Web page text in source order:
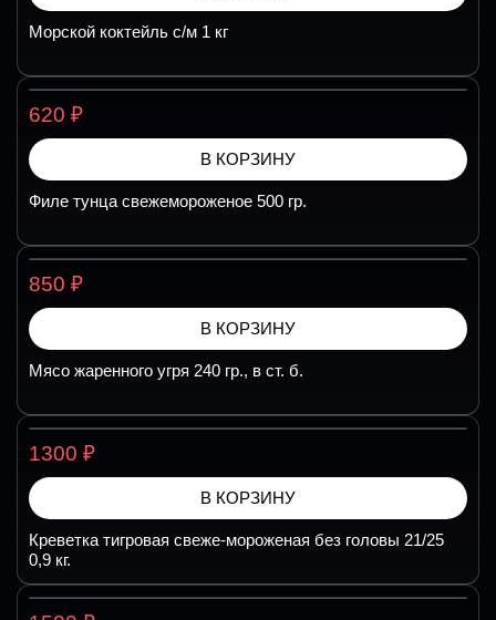
Морской коктейль с/м 1 кг
620 ₽
В КОРЗИНУ
Филе тунца свежемороженое 500 гр.
850 ₽
В КОРЗИНУ
Мясо жаренного угря 240 гр., в ст. б.
1300 ₽
В КОРЗИНУ
Креветка тигровая свеже-мороженая без головы 21/25
0,9 кг.